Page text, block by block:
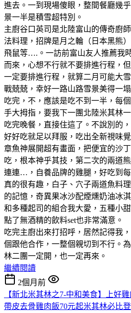
進去。一到現場傻眼，整間餐廳幾
景一半是積雪超特別。
主廚谷口英司是北陸富山的傳奇廚
法料理，招牌是月之輪（日本黑熊
飛鼠等….。一訪前富山友人推薦我
而來，心想不行就不要排進行程，
一定要排進行程，就算二月可能大
戰兢兢，幸好一路山路雪景美得一塌
吃完，不，應該是吃不到一半，每
手大拇指，要我下一團北陸米其林
吃完晚餐，直接住這了。不說別的
好好吃就足以拜服，吃出全新視味
章魚神展開超有畫面，把便宜的沙
吃，根本神乎其技，第二次的兩道
連連…，自養品牌的雞腿，好吃到
真的很有趣，白子、穴子兩道魚料
的記憶，奇異果冰沙配煙燻奶油冰
和多種起司的組合我大愛，五種小
點了無酒精的飲料set也非常滿意。
吃完主廚出來打招呼，居然記得我
個跟他合作，一整個親切到不行。
林二團一定開，也一定再來。
繼續閱讀
2個月前
【新北米其林之7-中和美食】上好
帶皮去骨雞肉飯70元起米其林必比登